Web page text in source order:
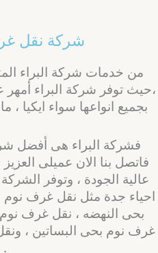
شركة نقل
من خدمات شركة البراء
توفر شركة البراء أمهر
بجميع انواعها سواء ايكيا ،
فشركة البراء هى أفضل
فاتصل بنا الان عميلى
عالية الجودة ، وتوفر
جدة مثل نقل غرف نوم
بحى النهضه ، نقل غرف نوم
نوم بحى البساتين ،